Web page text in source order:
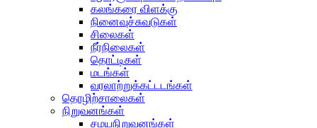
கலங்கரை விளக்கு
நினைவுச்சுவடுகள்
சிலைகள்
நீர்நிலைகள்
தொட்டிகள்
மடங்கள்
வரலாற்றுக்கட்டடங்கள்
தொழிற்சாலைகள்
நிறுவனங்கள்
சமயநிறுவனங்கள்